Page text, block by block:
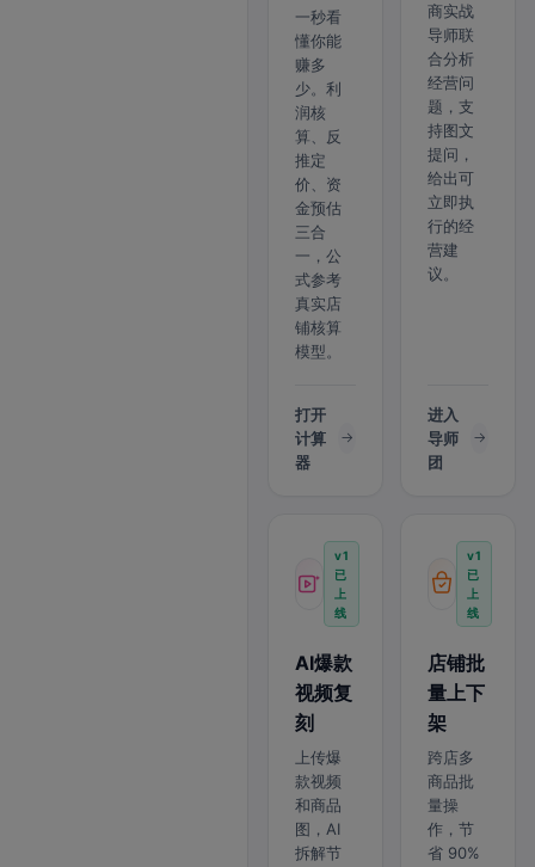
一秒看
懂你能
赚多
少。利
润核
算、反
推定
价、资
金预估
三合
一，公
式参考
真实店
铺核算
模型。
打开
计算
器
商实战
导师联
合分析
经营问
题，支
持图文
提问，
给出可
立即执
行的经
营建
议。
进入
导师
团
v1
已
上
线
AI爆款
视频复
刻
上传爆
款视频
和商品
图，AI
拆解节
v1
已
上
线
店铺批
量上下
架
跨店多
商品批
量操
作，节
省 90%